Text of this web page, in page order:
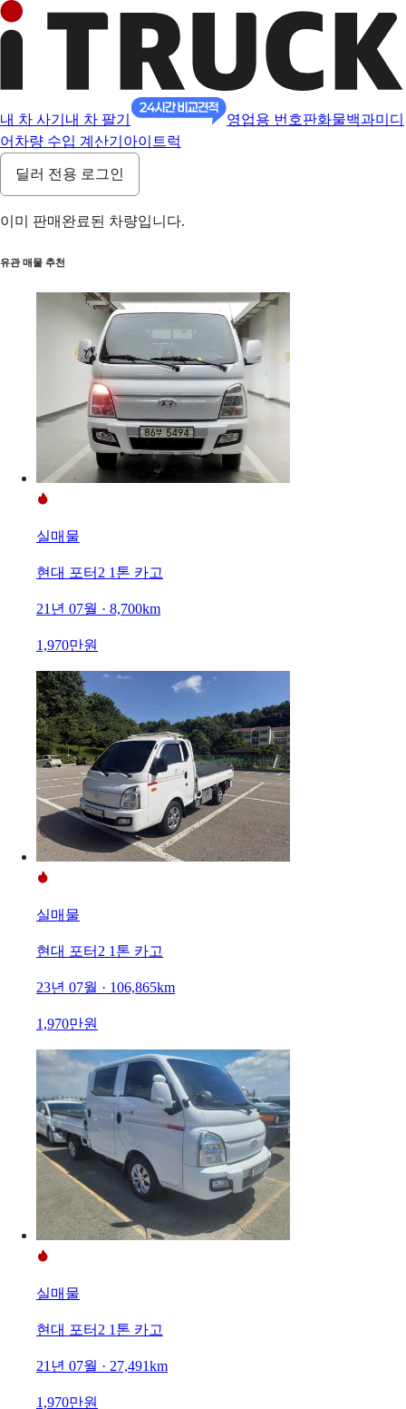
내 차 사기 내 차 팔기 영업용 번호판화물백과미디
어 차량 수입 계산기 아이트럭
딜러 전용 로그인
이미 판매완료된 차량입니다.
유관 매물 추천
실매물
현대 포터2 1톤 카고
21년 07월 · 8,700km
1,970만원
실매물
현대 포터2 1톤 카고
23년 07월 · 106,865km
1,970만원
실매물
현대 포터2 1톤 카고
21년 07월 · 27,491km
1,970만원